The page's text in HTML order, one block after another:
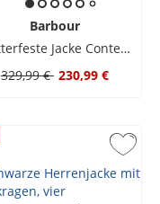
Barbour
Wetterfeste Jacke Contemporary A7 mit Gürtel und Cord-Besatz am Kragen
329,99 € 230,99 €